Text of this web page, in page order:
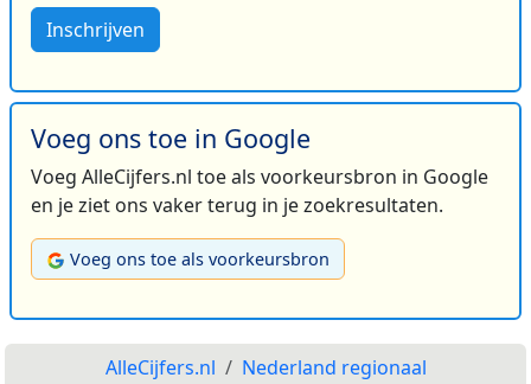
Inschrijven
Voeg ons toe in Google
Voeg AlleCijfers.nl toe als voorkeursbron in Google
en je ziet ons vaker terug in je zoekresultaten.
Voeg ons toe als voorkeursbron
AlleCijfers.nl
Nederland regionaal